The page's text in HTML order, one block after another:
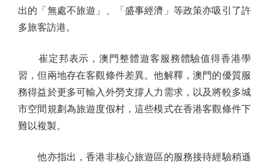
出的「無處不旅遊」、「盛事經濟」等政策亦吸引了許
多旅客訪港。
崔定邦表示，澳門整體遊客服務體驗值得香港學
習，但兩地存在客觀條件差異。他解釋，澳門的優質服
務得益於更多可輸入外勞支撐人力需求，以及將較多城
市空間規劃為旅遊度假村，這些模式在香港客觀條件下
難以複製。
他亦指出，香港非核心旅遊區的服務接待經驗稍遜